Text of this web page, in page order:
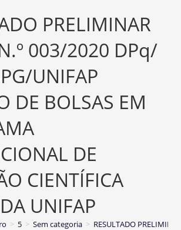
PRELIMINAR
003/2020 DPq/
UNIFAP
DE BOLSAS EM
DE
CIENTÍFICA
UNIFAP
> 5 > Sem categoria > RESULTADO